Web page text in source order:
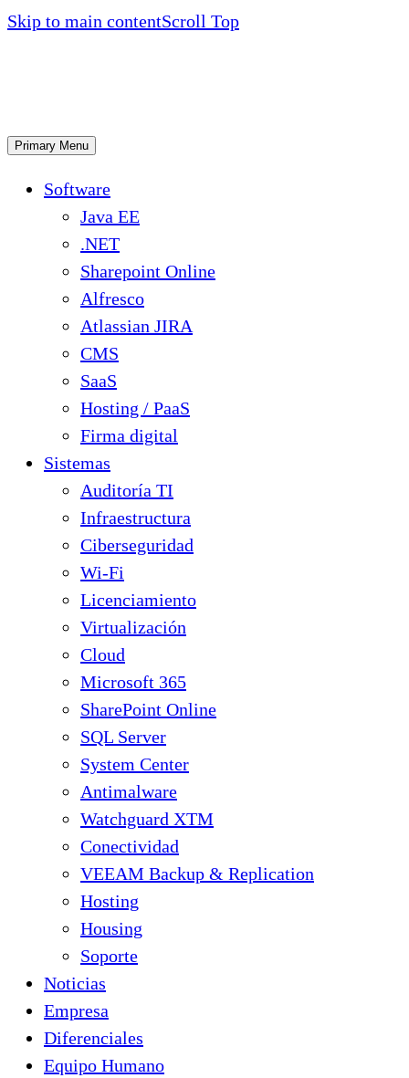
Skip to main contentScroll Top
Primary Menu
Software
Java EE
.NET
Sharepoint Online
Alfresco
Atlassian JIRA
CMS
SaaS
Hosting / PaaS
Firma digital
Sistemas
Auditoría TI
Infraestructura
Ciberseguridad
Wi-Fi
Licenciamiento
Virtualización
Cloud
Microsoft 365
SharePoint Online
SQL Server
System Center
Antimalware
Watchguard XTM
Conectividad
VEEAM Backup & Replication
Hosting
Housing
Soporte
Noticias
Empresa
Diferenciales
Equipo Humano